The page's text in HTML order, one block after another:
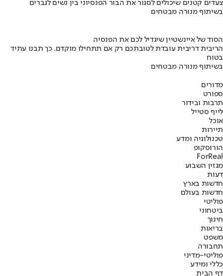
צעדים קטנים שיכולים לסגור את הבור הפנסיוני בין נשים לגברים
בשיתוף מנורה מבטחים
הסוד של איינשטיין שיגדיל לכם את הפנסיה
הריבית דריבית עובדת לטובתכם רק אם תתחילו מוקדם. כך תבנו עתיד
בטוח
בשיתוף מנורה מבטחים
מדורים
ספורט
תרבות ובידור
לייף סטייל
אוכל
תיירות
טכנולוגיה ומדע
הורוסקופ
ForReal
מגזין השבוע
דעות
חדשות בארץ
חדשות בעולם
פוליטי
ביטחוני
חינוך
בריאות
משפט
תחבורה
פוליטי-מדיני
כללי ומידע
דף הבית